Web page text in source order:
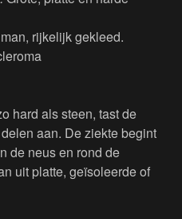
rijkelijk gekleed.
hard als steen, tast de
aan. De ziekte begint
de neus en rond de
uit platte, geïsoleerde of